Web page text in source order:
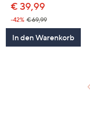
€ 39,99
-42% € 69,99
In den Warenkorb